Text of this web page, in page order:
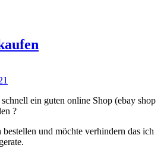
ein guten online Shop (ebay shop
?
und möchte verhindern das ich